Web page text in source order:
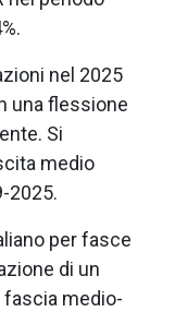
nel 2025
una flessione
Si
medio
2025.
per fasce
di un
medio-